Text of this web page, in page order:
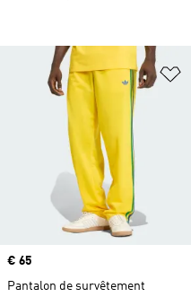
Prix
€ 65
Pantalon de survêtement